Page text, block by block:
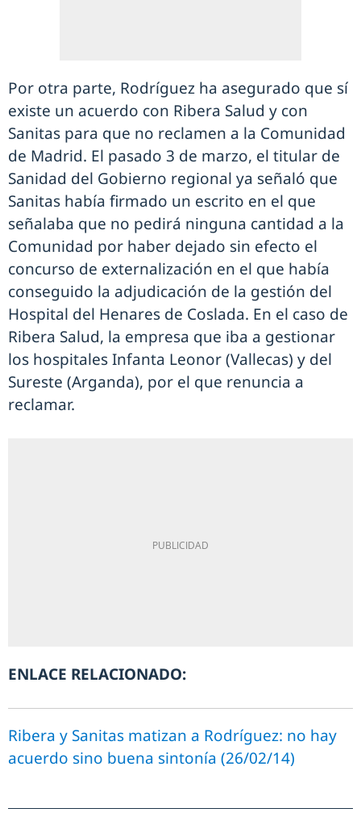
Por otra parte, Rodríguez ha asegurado que sí
existe un acuerdo con Ribera Salud y con
Sanitas para que no reclamen a la Comunidad
de Madrid. El pasado 3 de marzo, el titular de
Sanidad del Gobierno regional ya señaló que
Sanitas había firmado un escrito en el que
señalaba que no pedirá ninguna cantidad a la
Comunidad por haber dejado sin efecto el
concurso de externalización en el que había
conseguido la adjudicación de la gestión del
Hospital del Henares de Coslada. En el caso de
Ribera Salud, la empresa que iba a gestionar
los hospitales Infanta Leonor (Vallecas) y del
Sureste (Arganda), por el que renuncia a
reclamar.
ENLACE RELACIONADO:
Ribera y Sanitas matizan a Rodríguez: no hay
acuerdo sino buena sintonía (26/02/14)